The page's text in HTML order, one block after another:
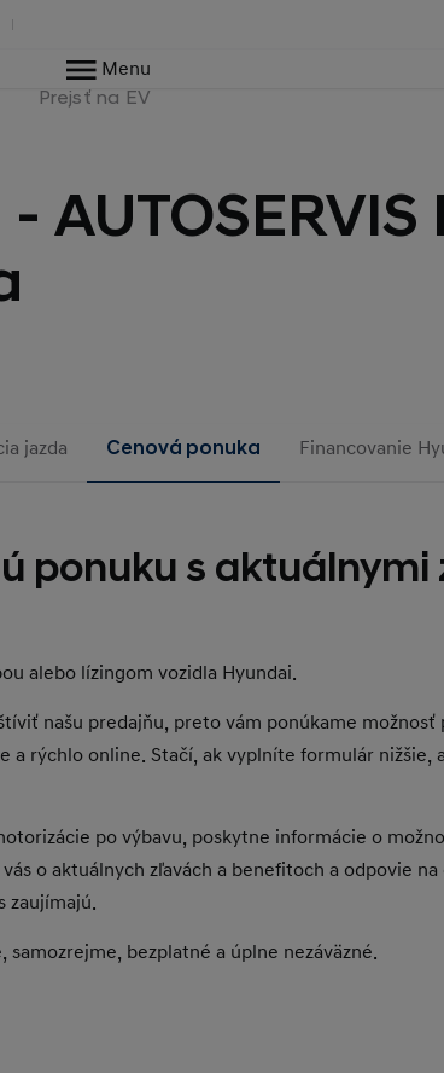
Prejsť na EV
Menu
jazda Cenová ponuka Financovanie
ponuku s
alebo lízingom vozidla Hyundai.
našu predajňu, preto vám ponúkame možnosť
a rýchlo online. Stačí, ak vyplníte formulár nižšie,
po výbavu, poskytne informácie o
o aktuálnych zľavách a benefitoch a odpovie na
zaujímajú.
bezplatné a úplne nezáväzné.